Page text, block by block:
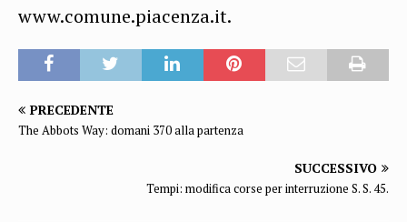
www.comune.piacenza.it.
PRECEDENTE
The Abbots Way: domani 370 alla partenza
SUCCESSIVO
Tempi: modifica corse per interruzione S. S. 45.